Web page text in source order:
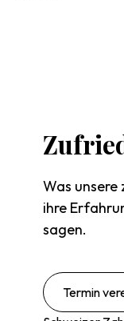
Was
ihre
sagen.
Termin